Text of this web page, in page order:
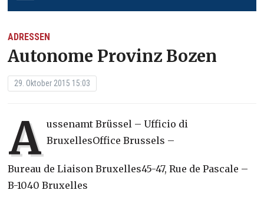
ADRESSEN
Autonome Provinz Bozen
29. Oktober 2015 15:03
A ussenamt Brüssel – Ufficio di
BruxellesOffice Brussels –
Bureau de Liaison Bruxelles45-47, Rue de Pascale –
B-1040 Bruxelles